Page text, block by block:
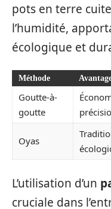
pots en terre
l’humidité,
écologique et
Méthode
Goutte-à-
goutte
Oyas
L’utilisation d’un
cruciale dans